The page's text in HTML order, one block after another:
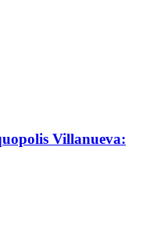
Villanueva: